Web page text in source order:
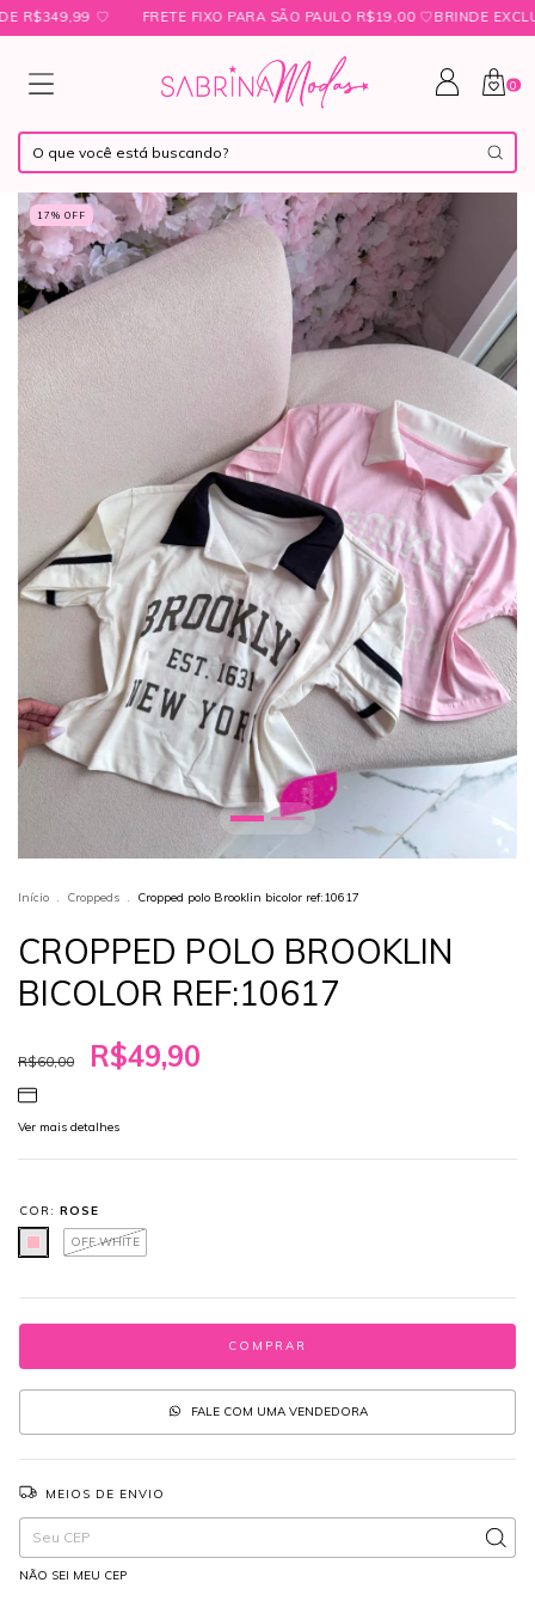
ㅤ♡ FRETE FIXO PARA SÃO PAULO R$19,00 ㅤ♡ㅤBRINDE
0
17 % OFF
Início . Croppeds . Cropped polo Brooklin bicolor ref:10617
CROPPED POLO BROOKLIN
BICOLOR REF:10617
R$60,00 R$49,90
Ver mais detalhes
COR: ROSE
OFF WHITE
FALE COM UMA VENDEDORA
MEIOS DE ENVIO
Entregas para o CEP:
ALTERAR CEP
NÃO SEI MEU CEP